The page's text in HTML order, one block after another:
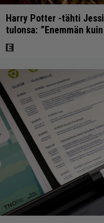
Harry Potter -tähti
tulonsa: ”Enemmän